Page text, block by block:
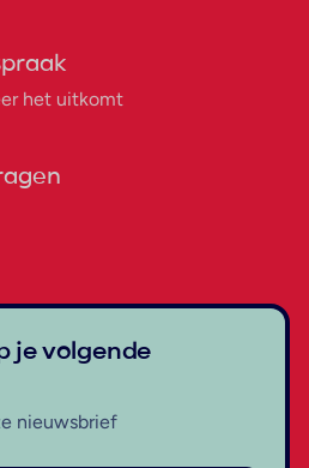
het uitkomt
je volgende
nieuwsbrief